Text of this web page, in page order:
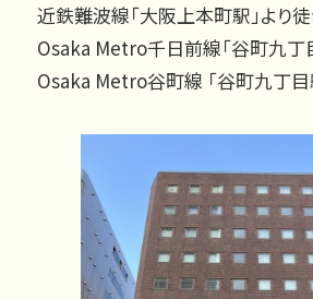
近鉄難波線「大阪上本町駅」より
Osaka Metro千日前線「谷町九丁
Osaka Metro谷町線 「谷町九丁目